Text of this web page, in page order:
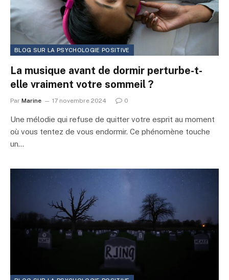
BLOG SUR LA PSYCHOLOGIE POSITIVE
La musique avant de dormir perturbe-t-
elle vraiment votre sommeil ?
Par Marine 17 novembre 2024 0
Une mélodie qui refuse de quitter votre esprit au moment
où vous tentez de vous endormir. Ce phénomène touche
un…